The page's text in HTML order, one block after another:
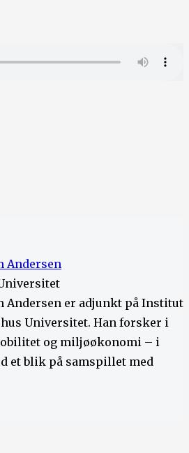
Andersen
Andersen er adjunkt på Institut
Universitet. Han forsker i
og miljøøkonomi – i
et blik på samspillet med